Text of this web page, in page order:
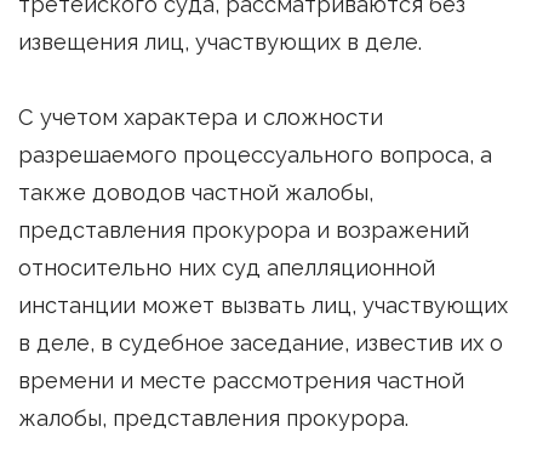
извещения лиц, участвующих в деле.
С учетом характера и сложности
разрешаемого процессуального вопроса, а
также доводов частной жалобы,
представления прокурора и возражений
относительно них суд апелляционной
инстанции может вызвать лиц, участвующих
в деле, в судебное заседание, известив их о
времени и месте рассмотрения частной
жалобы, представления прокурора.